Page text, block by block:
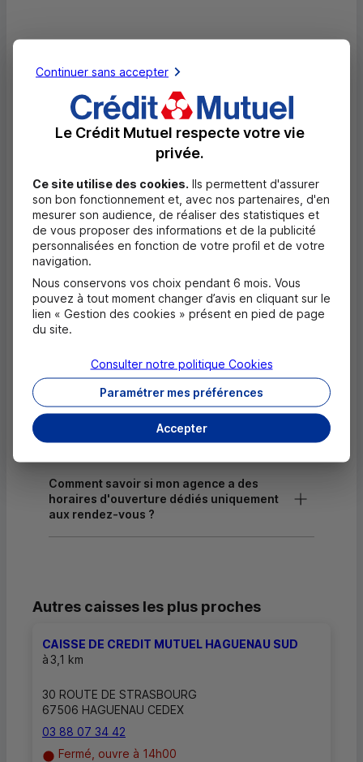
Retrait de billets EUR
Dépôt valorisé de billets EUR
Dépôt de monnaie EUR
Dépôt valorisé de chèques EUR
Dépôt de chèques EUR
Questions fréquentes
Quels documents sont nécessaires à
l'ouverture d'un compte pour un majeur ?
Où trouver les numéros d'urgence ?
Comment savoir si mon agence a des
horaires d'ouverture dédiés uniquement
aux rendez-vous ?
Autres caisses les plus proches
CAISSE DE CREDIT MUTUEL HAGUENAU SUD
à3,1 km
30 ROUTE DE STRASBOURG
67506 HAGUENAU CEDEX
03 88 07 34 42
Fermé, ouvre à 14h00
Continuer sans accepter
Le Crédit Mutuel respecte votre vie
privée.
Ce site utilise des cookies. Ils permettent d'assurer
son bon fonctionnement et, avec nos partenaires, d'en
mesurer son audience, de réaliser des statistiques et
de vous proposer des informations et de la publicité
personnalisées en fonction de votre profil et de votre
navigation.
Nous conservons vos choix pendant 6 mois. Vous
pouvez à tout moment changer d’avis en cliquant sur le
lien « Gestion des cookies » présent en pied de page
du site.
Accepter
Paramétrer mes préférences
Consulter notre politique Cookies